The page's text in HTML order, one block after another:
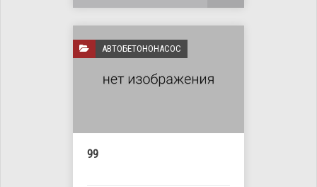
АВТОБЕТОНОНАСОС
99